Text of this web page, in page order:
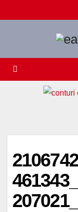
to